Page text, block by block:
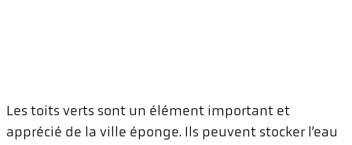
Les toits verts sont un élément important et
apprécié de la ville éponge. Ils peuvent stocker l’eau